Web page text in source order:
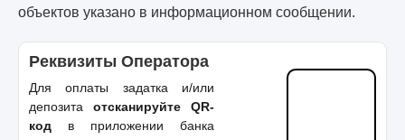
объектов указано в информационном сообщении.
Реквизиты Оператора
Для оплаты задатка и/или
депозита отсканируйте QR-
код в приложении банка